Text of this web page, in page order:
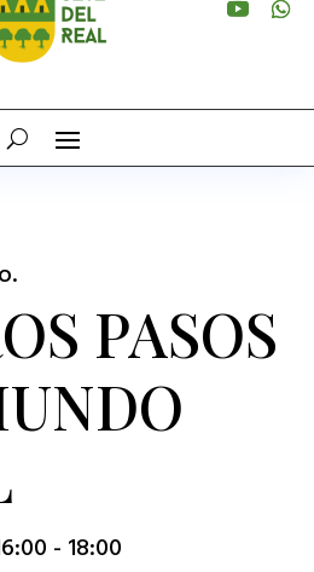
PASOS
- 18:00